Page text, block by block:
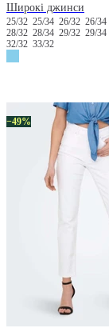
Широкі джинси
25/32 25/34 26/32 26/34
28/32 28/34 29/32 29/34
32/32 33/32
−49%